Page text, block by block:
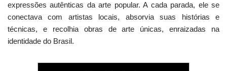
expressões autênticas da arte popular. A cada parada, ele se
conectava com artistas locais, absorvia suas histórias e
técnicas, e recolhia obras de arte únicas, enraizadas na
identidade do Brasil.